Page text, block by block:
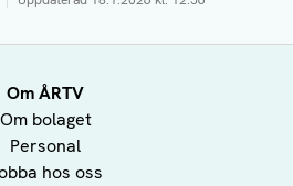
Om ÅRTV
Om bolaget
Personal
hos oss